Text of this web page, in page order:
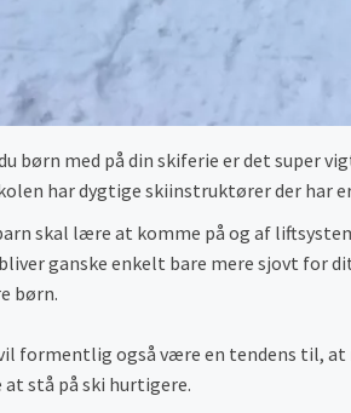
børn med på din skiferie er det super
har dygtige skiinstruktører der har
skal lære at komme på og af
ganske enkelt bare mere sjovt for
børn.
formentlig også være en tendens til, at
stå på ski hurtigere.